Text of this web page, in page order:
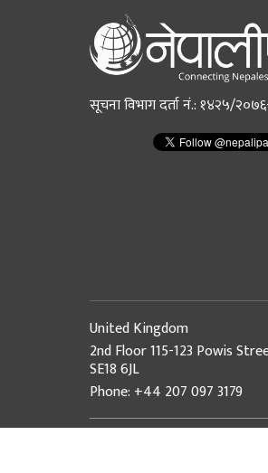
सूचना विभाग दर्ता नं.: १४२५/
United Kingdom
2nd Floor 115-123 Powis
SE18 6JL
Phone: +44 207 097 3179